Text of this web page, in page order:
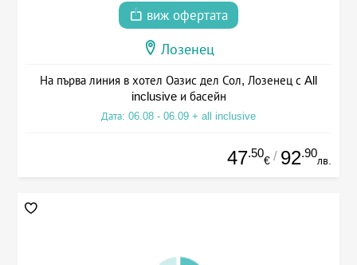
виж офертата
Лозенец
На първа линия в хотел Оазис дел Сол, Лозенец с All
inclusive и басейн
Дата: 06.08 - 06.09 + all inclusive
47.50
€ / 92.90
лв.